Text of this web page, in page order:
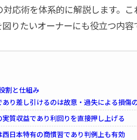
応術を体系的に解説します。
りたいオーナーにも役立つ内容
割と仕組み
あり差し引けるのは故意・過失による損傷
実質収益であり利回りを直接押し上げる
西日本特有の商慣習であり判例上も有効